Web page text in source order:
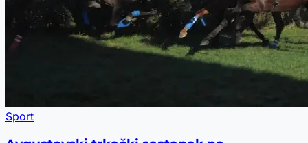
Sport